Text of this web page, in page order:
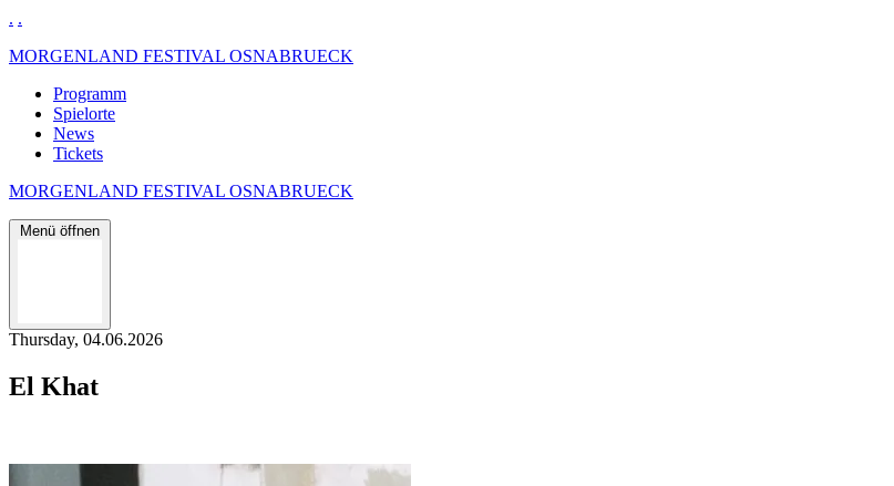
. .
MORGENLAND FESTIVAL OSNABRUECK
Programm
Spielorte
News
Tickets
MORGENLAND FESTIVAL OSNABRUECK
Menü öffnen
Thursday, 04.06.2026
El Khat